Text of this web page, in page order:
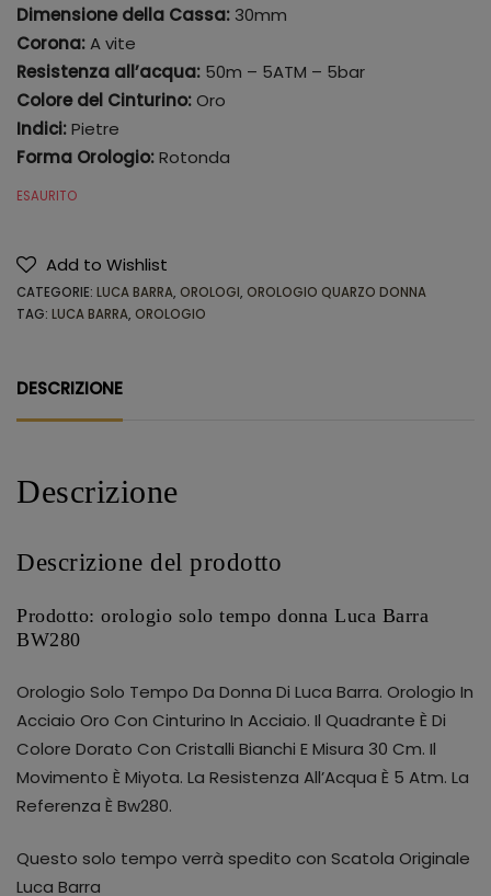
Dimensione della Cassa: 30mm
Corona:A vite
Resistenza all’acqua: 50m – 5ATM – 5bar
Colore del Cinturino:Oro
Indici:Pietre
Forma Orologio:Rotonda
ESAURITO
Add to Wishlist
CATEGORIE: LUCA BARRA, OROLOGI, OROLOGIO QUARZO DONNA
TAG: LUCA BARRA, OROLOGIO
DESCRIZIONE
Descrizione
Descrizione del prodotto
Prodotto: orologio solo tempo donna Luca Barra
BW280
Orologio Solo Tempo Da Donna Di Luca Barra. Orologio In
Acciaio Oro Con Cinturino In Acciaio. Il Quadrante È Di
Colore Dorato Con Cristalli Bianchi E Misura 30 Cm. Il
Movimento È Miyota. La Resistenza All’Acqua È 5 Atm. La
Referenza È Bw280.
Questo solo tempo verrà spedito con Scatola Originale
Luca Barra